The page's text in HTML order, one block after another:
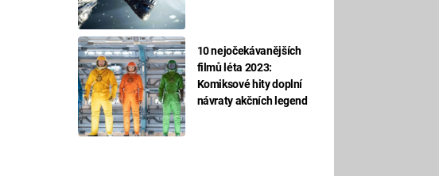
10 nejočekávanějších
filmů léta 2023:
Komiksové hity doplní
návraty akčních legend